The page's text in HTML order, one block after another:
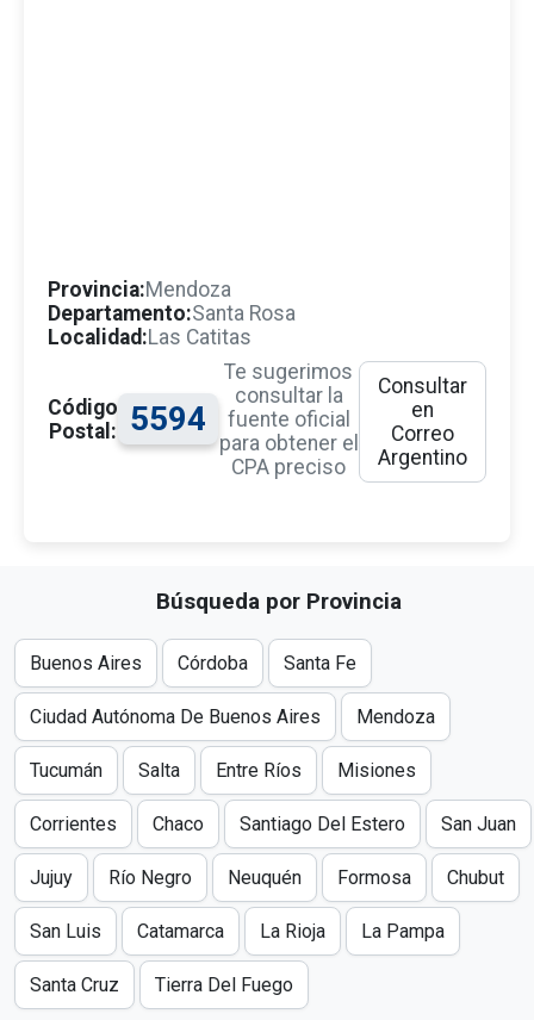
Provincia:Mendoza
Departamento:Santa Rosa
Localidad:Las Catitas
Código
Postal:
5594
Te sugerimos
consultar la
fuente oficial
para obtener el
CPA preciso
Consultar
en
Correo
Argentino
Búsqueda por Provincia
Buenos Aires Córdoba Santa Fe
Ciudad Autónoma De Buenos Aires Mendoza
Tucumán Salta Entre Ríos Misiones
Corrientes Chaco Santiago Del Estero San Juan
Jujuy Río Negro Neuquén Formosa Chubut
San Luis Catamarca La Rioja La Pampa
Santa Cruz Tierra Del Fuego